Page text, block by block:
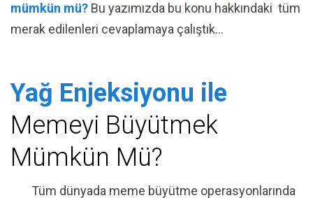
mümkün mü? Bu yazımızda bu konu hakkındaki tüm
merak edilenleri cevaplamaya çalıştık...
Yağ Enjeksiyonu ile
Memeyi Büyütmek
Mümkün Mü?
Tüm dünyada meme büyütme operasyonlarında